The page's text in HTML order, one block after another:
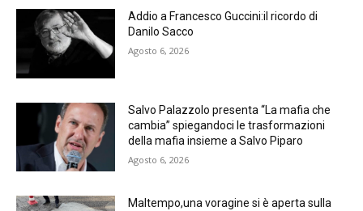
Addio a Francesco Guccini:il ricordo di
Danilo Sacco
Agosto 6, 2026
Salvo Palazzolo presenta “La mafia che
cambia” spiegandoci le trasformazioni
della mafia insieme a Salvo Piparo
Agosto 6, 2026
Maltempo,una voragine si è aperta sulla